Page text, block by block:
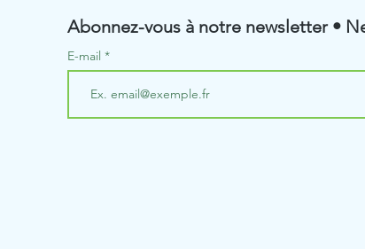
Abonnez-vous à notre newsletter •
E-mail